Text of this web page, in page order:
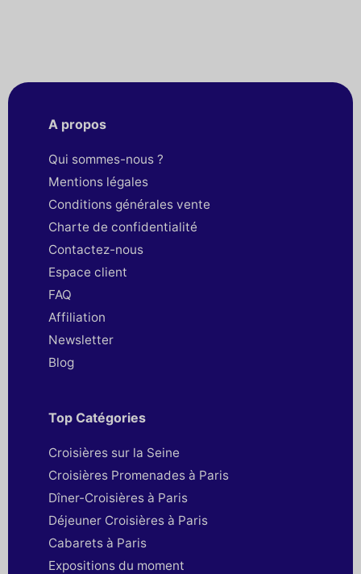
A propos
Qui sommes-nous ?
Mentions légales
Conditions générales vente
Charte de confidentialité
Contactez-nous
Espace client
FAQ
Affiliation
Newsletter
Blog
Top Catégories
Croisières sur la Seine
Croisières Promenades à Paris
Dîner-Croisières à Paris
Déjeuner Croisières à Paris
Cabarets à Paris
Expositions du moment